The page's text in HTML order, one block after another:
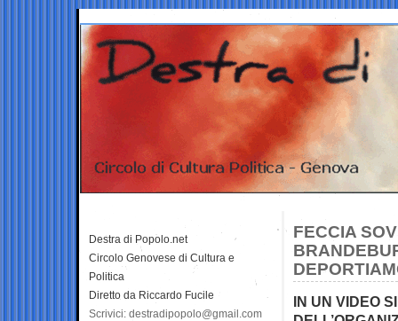
FECCIA
IN UN VIDEO
Destra di Popolo.net
Circolo Genovese di Cultura e
Politica
Diretto da Riccardo Fucile
Scrivici: destradipopolo@gmail.com